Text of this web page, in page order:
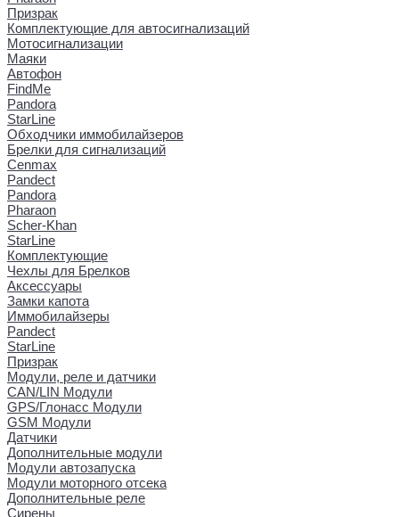
Призрак
Комплектующие для автосигнализаций
Мотосигнализации
Маяки
Автофон
FindMe
Pandora
StarLine
Обходчики иммобилайзеров
Брелки для сигнализаций
Cenmax
Pandect
Pandora
Pharaon
Scher-Khan
StarLine
Комплектующие
Чехлы для Брелков
Аксессуары
Замки капота
Иммобилайзеры
Pandect
StarLine
Призрак
Модули, реле и датчики
CAN/LIN Модули
GPS/Глонасс Модули
GSM Модули
Датчики
Дополнительные модули
Модули автозапуска
Модули моторного отсека
Дополнительные реле
Сирены